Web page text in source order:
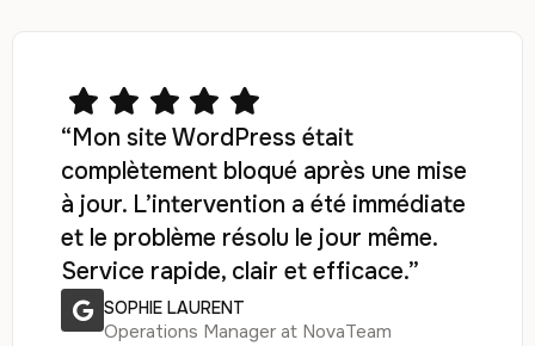
“Mon site WordPress était
complètement bloqué après une mise
à jour. L’intervention a été immédiate
et le problème résolu le jour même.
Service rapide, clair et efficace.”
SOPHIE LAURENT
Operations Manager at NovaTeam